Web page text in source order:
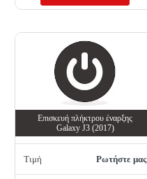
Επισκευή πλήκτρου έναρξης
Galaxy J3 (2017)
Τιμή Ρωτήστε μας